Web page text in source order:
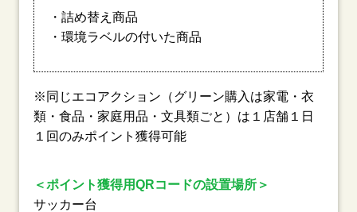
・詰め替え商品
・環境ラベルの付いた商品
※同じエコアクション（グリーン購入は家電・衣
類・食品・家庭用品・文具類ごと）は１店舗１日
１回のみポイント獲得可能
＜ポイント獲得用QRコードの設置場所＞
サッカー台